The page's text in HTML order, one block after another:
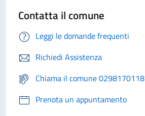
Contatta il comune
Leggi le domande frequenti
Richiedi Assistenza
Chiama il comune 0298170118
Prenota un appuntamento